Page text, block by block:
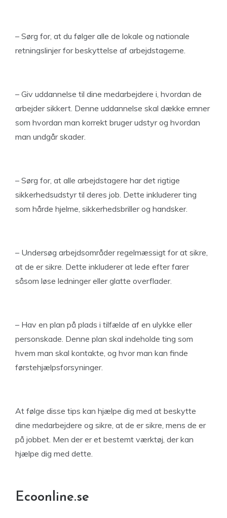
– Sørg for, at du følger alle de lokale og nationale
retningslinjer for beskyttelse af arbejdstagerne.
– Giv uddannelse til dine medarbejdere i, hvordan de
arbejder sikkert. Denne uddannelse skal dække emner
som hvordan man korrekt bruger udstyr og hvordan
man undgår skader.
– Sørg for, at alle arbejdstagere har det rigtige
sikkerhedsudstyr til deres job. Dette inkluderer ting
som hårde hjelme, sikkerhedsbriller og handsker.
– Undersøg arbejdsområder regelmæssigt for at sikre,
at de er sikre. Dette inkluderer at lede efter farer
såsom løse ledninger eller glatte overflader.
– Hav en plan på plads i tilfælde af en ulykke eller
personskade. Denne plan skal indeholde ting som
hvem man skal kontakte, og hvor man kan finde
førstehjælpsforsyninger.
At følge disse tips kan hjælpe dig med at beskytte
dine medarbejdere og sikre, at de er sikre, mens de er
på jobbet. Men der er et bestemt værktøj, der kan
hjælpe dig med dette.
Ecoonline.se